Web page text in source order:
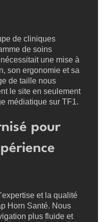
de cliniques
de soins
une mise à
son ergonomie et sa
de taille nous
le site en seulement
médiatique sur TF1.
pour
et la qualité
Horn Santé. Nous
plus fluide et